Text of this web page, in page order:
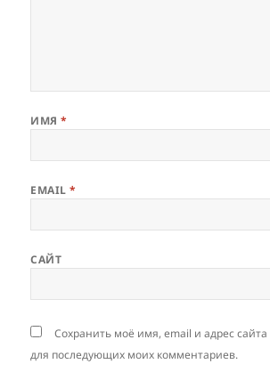
ИМЯ*
EMAIL*
САЙТ
Сохранить моё имя, email и адрес сайта
для последующих моих комментариев.